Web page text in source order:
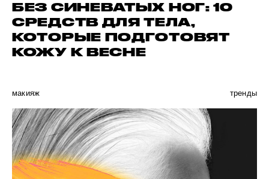
БЕЗ СИНЕВАТЫХ НОГ: 10
СРЕДСТВ ДЛЯ ТЕЛА,
КОТОРЫЕ ПОДГОТОВЯТ
КОЖУ К ВЕСНЕ
макияж тренды